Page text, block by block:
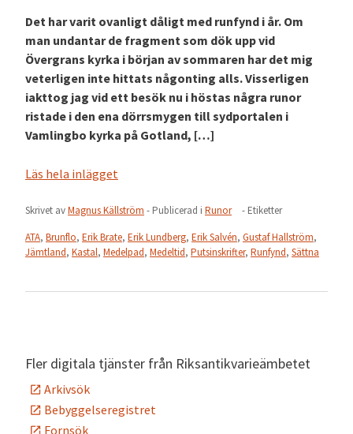
Det har varit ovanligt dåligt med runfynd i år. Om
man undantar de fragment som dök upp vid
Övergrans kyrka i början av sommaren har det mig
veterligen inte hittats någonting alls. Visserligen
iakttog jag vid ett besök nu i höstas några runor
ristade i den ena dörrsmygen till sydportalen i
Vamlingbo kyrka på Gotland, […]
Läs hela inlägget
Skrivet avMagnus Källström - Publicerad i Runor
- Etiketter
ATA, Brunflo, Erik Brate, Erik Lundberg, Erik Salvén, Gustaf Hallström,
Jämtland, Kastal, Medelpad, Medeltid, Putsinskrifter, Runfynd, Sättna
Fler digitala tjänster från Riksantikvarieämbetet
Arkivsök
Bebyggelseregistret
Fornsök